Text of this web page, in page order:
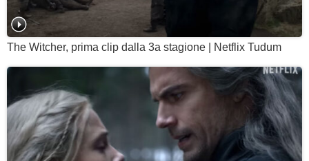
The Witcher, prima clip dalla 3a stagione | Netflix Tudum